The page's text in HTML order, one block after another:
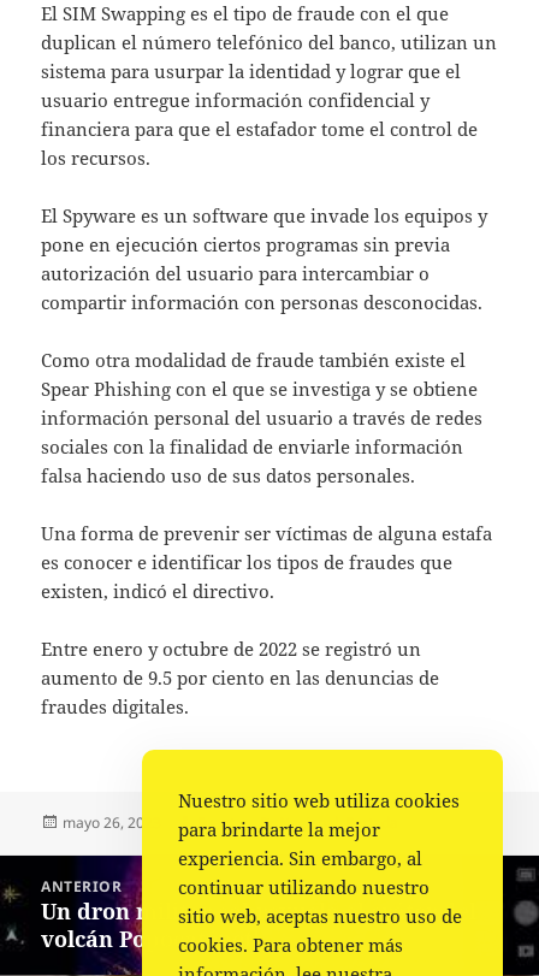
El SIM Swapping es el tipo de fraude con el que
duplican el número telefónico del banco, utilizan un
sistema para usurpar la identidad y lograr que el
usuario entregue información confidencial y
financiera para que el estafador tome el control de
los recursos.
El Spyware es un software que invade los equipos y
pone en ejecución ciertos programas sin previa
autorización del usuario para intercambiar o
compartir información con personas desconocidas.
Como otra modalidad de fraude también existe el
Spear Phishing con el que se investiga y se obtiene
información personal del usuario a través de redes
sociales con la finalidad de enviarle información
falsa haciendo uso de sus datos personales.
Una forma de prevenir ser víctimas de alguna estafa
es conocer e identificar los tipos de fraudes que
existen, indicó el directivo.
Entre enero y octubre de 2022 se registró un
aumento de 9.5 por ciento en las denuncias de
fraudes digitales.
Publicado
mayo 26, 2023 Autor
Fuente Categorías
Nacional, Portada
de
entradas
ANTERIOR
Entrada
anterior:
Un dron militar sobrevuela el cráter del
volcán Popocatépetl
Nuestro sitio web utiliza cookies
para brindarte la mejor
experiencia. Sin embargo, al
continuar utilizando nuestro
sitio web, aceptas nuestro uso de
cookies. Para obtener más